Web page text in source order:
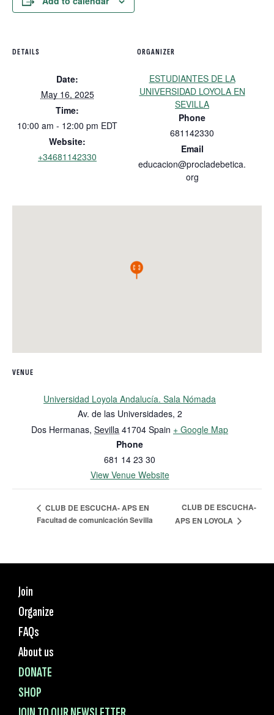
DETAILS
Date:
May 16, 2025
Time:
10:00 am - 12:00 pm EDT
Website:
+34681142330
ORGANIZER
ESTUDIANTES DE LA
UNIVERSIDAD LOYOLA EN
SEVILLA
Phone
681142330
Email
educacion@procladebetica.
org
VENUE
Universidad Loyola Andalucía. Sala Nómada
Av. de las Universidades, 2
Dos Hermanas, Sevilla 41704 Spain + Google Map
Phone
681 14 23 30
View Venue Website
CLUB DE ESCUCHA- APS EN
Facultad de comunicación Sevilla
CLUB DE ESCUCHA-
APS EN LOYOLA
Join
Organize
FAQs
About us
DONATE
SHOP